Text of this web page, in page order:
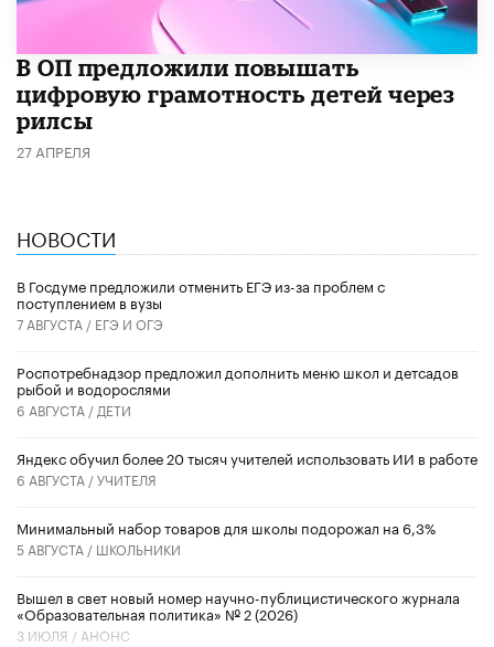
В ОП предложили повышать
цифровую грамотность детей через
рилсы
27 АПРЕЛЯ
НОВОСТИ
В Госдуме предложили отменить ЕГЭ из-за проблем с
поступлением в вузы
7 АВГУСТА / ЕГЭ И ОГЭ
Роспотребнадзор предложил дополнить меню школ и детсадов
рыбой и водорослями
6 АВГУСТА / ДЕТИ
​Яндекс обучил более 20 тысяч учителей использовать ИИ в работе
6 АВГУСТА /УЧИТЕЛЯ
Минимальный набор товаров для школы подорожал на 6,3%
5 АВГУСТА / ШКОЛЬНИКИ
Вышел в свет новый номер научно-публицистического журнала
«Образовательная политика» № 2 (2026)
3 ИЮЛЯ / АНОНС